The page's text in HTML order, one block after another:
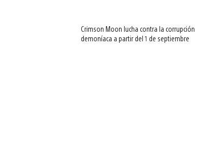
Crimson Moon lucha contra la corrupción
demoníaca a partir del 1 de septiembre